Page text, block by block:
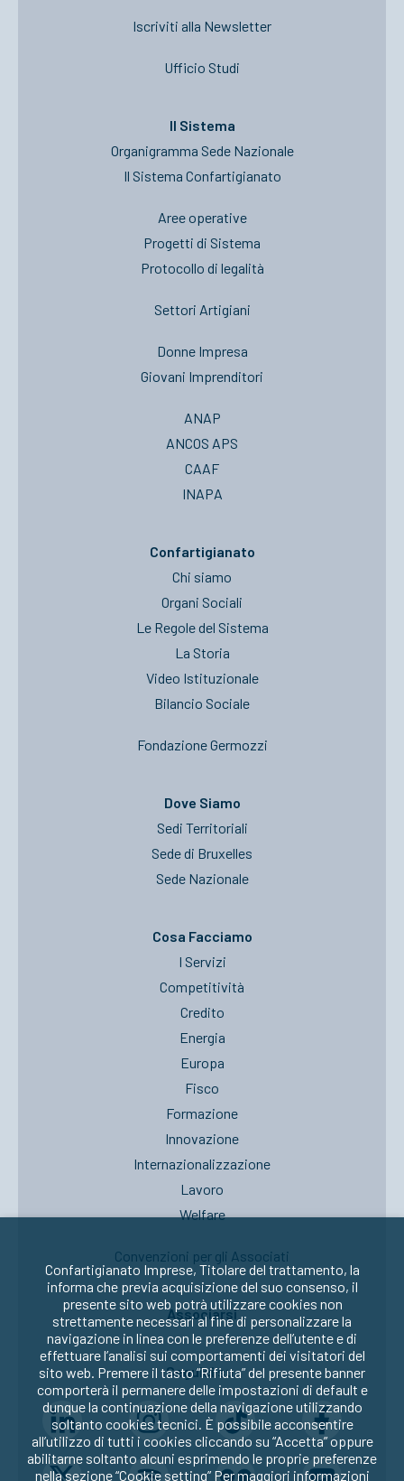
Iscriviti alla Newsletter
Ufficio Studi
Il Sistema
Organigramma Sede Nazionale
Il Sistema Confartigianato
Aree operative
Progetti di Sistema
Protocollo di legalità
Settori Artigiani
Donne Impresa
Giovani Imprenditori
ANAP
ANCOS APS
CAAF
INAPA
Confartigianato
Chi siamo
Organi Sociali
Le Regole del Sistema
La Storia
Video Istituzionale
Bilancio Sociale
Fondazione Germozzi
Dove Siamo
Sedi Territoriali
Sede di Bruxelles
Sede Nazionale
Cosa Facciamo
I Servizi
Competitività
Credito
Energia
Europa
Fisco
Formazione
Innovazione
Internazionalizzazione
Lavoro
Welfare
Convenzioni per gli Associati
Associarsi
Seguici su:
Confartigianato Imprese, Titolare del trattamento, la
informa che previa acquisizione del suo consenso, il
presente sito web potrà utilizzare cookies non
strettamente necessari al fine di personalizzare la
navigazione in linea con le preferenze dell’utente e di
effettuare l’analisi sui comportamenti dei visitatori del
sito web. Premere il tasto “Rifiuta” del presente banner
comporterà il permanere delle impostazioni di default e
dunque la continuazione della navigazione utilizzando
soltanto cookies tecnici. È possibile acconsentire
all’utilizzo di tutti i cookies cliccando su “Accetta” oppure
abilitarne soltanto alcuni esprimendo le proprie preferenze
nella sezione “Cookie setting” Per maggiori informazioni